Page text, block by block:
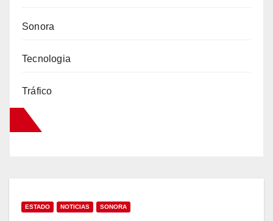
Sonora
Tecnologia
Tráfico
ESTADO NOTICIAS SONORA